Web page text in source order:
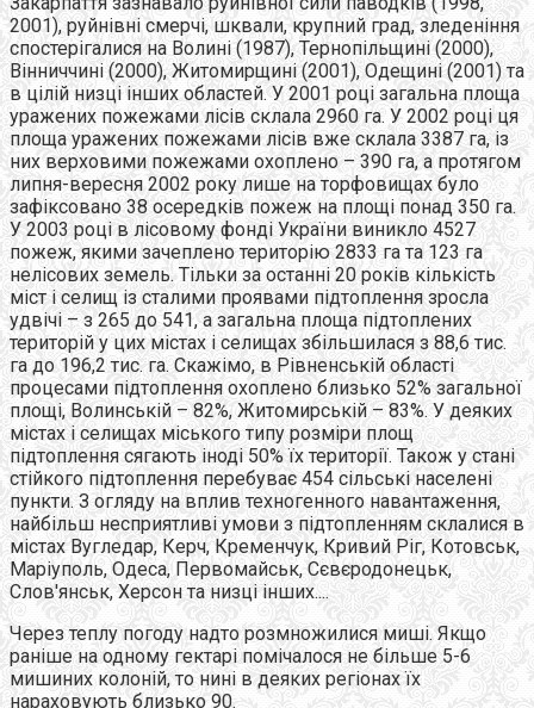
2001), руйнівні смерчі, шквали, крупний град, зледеніння
спостерігалися на Волині (1987), Тернопільщині (2000),
Вінниччині (2000), Житомирщині (2001), Одещині (2001) та
в цілій низці інших областей. У 2001 році загальна площа
уражених пожежами лісів склала 2960 га. У 2002 році ця
площа уражених пожежами лісів вже склала 3387 га, із
них верховими пожежами охоплено – 390 га, а протягом
липня-вересня 2002 року лише на торфовищах було
зафіксовано 38 осередків пожеж на площі понад 350 га.
У 2003 році в лісовому фонді України виникло 4527
пожеж, якими зачеплено територію 2833 га та 123 га
нелісових земель. Тільки за останні 20 років кількість
міст і селищ із сталими проявами підтоплення зросла
удвічі – з 265 до 541, а загальна площа підтоплених
територій у цих містах і селищах збільшилася з 88,6 тис.
га до 196,2 тис. га. Скажімо, в Рівненській області
процесами підтоплення охоплено близько 52% загальної
площі, Волинській – 82%, Житомирській – 83%. У деяких
містах і селищах міського типу розміри площ
підтоплення сягають іноді 50% їх території. Також у стані
стійкого підтоплення перебуває 454 сільські населені
пункти. З огляду на вплив техногенного навантаження,
найбільш несприятливі умови з підтопленням склалися в
містах Вугледар, Керч, Кременчук, Кривий Ріг, Котовськ,
Маріуполь, Одеса, Первомайськ, Сєвєродонецьк,
Слов'янськ, Херсон та низці інших....
Через теплу погоду надто розмножилися миші. Якщо
раніше на одному гектарі помічалося не більше 5-6
мишиних колоній, то нині в деяких регіонах їх
нараховують близько 90.